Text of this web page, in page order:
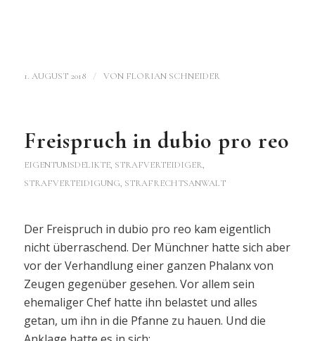
1. AUGUST 2018 / VON FLORIAN SCHNEIDER
Freispruch in dubio pro reo
EIGENTUMSDELIKTE, STRAFVERTEIDIGER,
STRAFVERTEIDIGUNG, STRAFRECHTSANWALT
Der Freispruch in dubio pro reo kam eigentlich
nicht überraschend. Der Münchner hatte sich aber
vor der Verhandlung einer ganzen Phalanx von
Zeugen gegenüber gesehen. Vor allem sein
ehemaliger Chef hatte ihn belastet und alles
getan, um ihn in die Pfanne zu hauen. Und die